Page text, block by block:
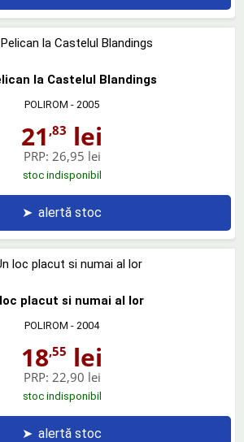
la Castelul Blandings
POLIROM - 2005
21 ,83 lei
PRP: 26,95 lei
stoc indisponibil
➤ alertă stoc
placut si numai al lor
POLIROM - 2004
18,55 lei
PRP: 22,90 lei
stoc indisponibil
➤ alertă stoc